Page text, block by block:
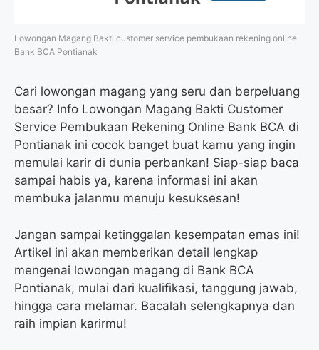
Lowongan Magang Bakti customer service pembukaan rekening online
Bank BCA Pontianak
Cari lowongan magang yang seru dan berpeluang
besar? Info Lowongan Magang Bakti Customer
Service Pembukaan Rekening Online Bank BCA di
Pontianak ini cocok banget buat kamu yang ingin
memulai karir di dunia perbankan! Siap-siap baca
sampai habis ya, karena informasi ini akan
membuka jalanmu menuju kesuksesan!
Jangan sampai ketinggalan kesempatan emas ini!
Artikel ini akan memberikan detail lengkap
mengenai lowongan magang di Bank BCA
Pontianak, mulai dari kualifikasi, tanggung jawab,
hingga cara melamar. Bacalah selengkapnya dan
raih impian karirmu!